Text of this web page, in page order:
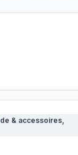
& accessoires,